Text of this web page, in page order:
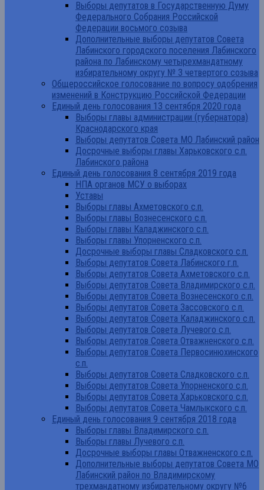
Выборы депутатов в Государственную Думу
Федерального Собрания Российской
Федерации восьмого созыва
Дополнительные выборы депутатов Совета
Лабинского городского поселения Лабинского
района по Лабинскому четырехмандатному
избирательному округу № 3 четвертого созыва
Общероссийское голосование по вопросу одобрения
изменений в Конструкцию Российской Федерации
Единый день голосования 13 сентября 2020 года
Выборы главы администрации (губернатора)
Краснодарского края
Выборы депутатов Совета МО Лабинский район
Досрочные выборы главы Харьковского с.п.
Лабинского района
Единый день голосования 8 сентября 2019 года
НПА органов МСУ о выборах
Уставы
Выборы главы Ахметовского с.п.
Выборы главы Вознесенского с.п.
Выборы главы Каладжинского с.п.
Выборы главы Упорненского с.п.
Досрочные выборы главы Сладковского с.п.
Выборы депутатов Совета Лабинского г.п.
Выборы депутатов Совета Ахметовского с.п.
Выборы депутатов Совета Владимирского с.п.
Выборы депутатов Совета Вознесенского с.п.
Выборы депутатов Совета Зассовского с.п.
Выборы депутатов Совета Каладжинского с.п.
Выборы депутатов Совета Лучевого с.п.
Выборы депутатов Совета Отважненского с.п.
Выборы депутатов Совета Первосинюхинского
с.п.
Выборы депутатов Совета Сладковского с.п.
Выборы депутатов Совета Упорненского с.п.
Выборы депутатов Совета Харьковского с.п.
Выборы депутатов Совета Чамлыкского с.п.
Единый день голосования 9 сентября 2018 года
Выборы главы Владимирского с.п.
Выборы главы Лучевого с.п.
Досрочные выборы главы Отважненского с.п.
Дополнительные выборы депутатов Совета МО
Лабинский район по Владимирскому
трехмандатному избирательному округу №6